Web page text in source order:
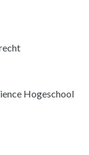
Hogeschool